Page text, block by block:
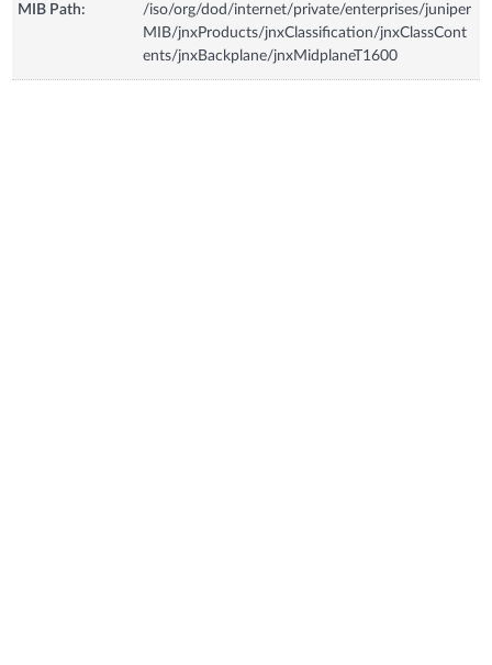
MIB Path:
/iso/org/dod/internet/private/enterprises/juniper
MIB/jnxProducts/jnxClassification/jnxClassCont
ents/jnxBackplane/jnxMidplaneT1600